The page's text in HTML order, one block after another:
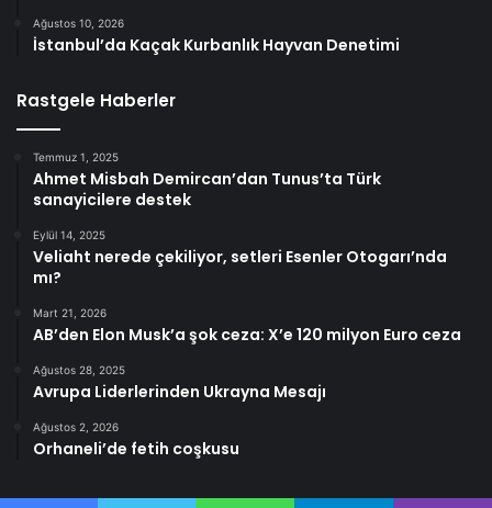
Ağustos 10, 2026
İstanbul’da Kaçak Kurbanlık Hayvan Denetimi
Rastgele Haberler
Temmuz 1, 2025
Ahmet Misbah Demircan’dan Tunus’ta Türk
sanayicilere destek
Eylül 14, 2025
Veliaht nerede çekiliyor, setleri Esenler Otogarı’nda
mı?
Mart 21, 2026
AB’den Elon Musk’a şok ceza: X’e 120 milyon Euro ceza
Ağustos 28, 2025
Avrupa Liderlerinden Ukrayna Mesajı
Ağustos 2, 2026
Orhaneli’de fetih coşkusu